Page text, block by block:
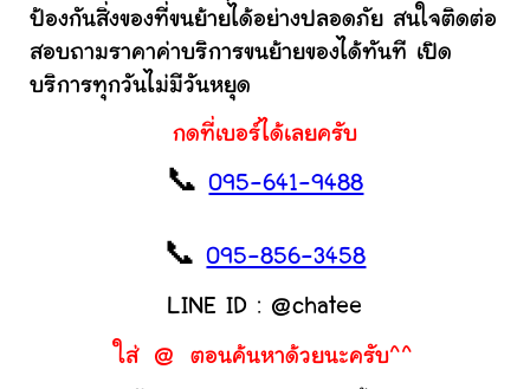
ป้องกันสิ่งของที่ขนย้ายได้อย่างปลอดภัย สนใจติดต่อ
สอบถามราคาค่าบริการขนย้ายของได้ทันที เปิด
บริการทุกวันไม่มีวันหยุด
กดที่เบอร์ได้เลยครับ
📞095-641-9488
📞095-856-3458
LINE ID : @chatee
ใส่ @ ตอนค้นหาด้วยนะครับ^^